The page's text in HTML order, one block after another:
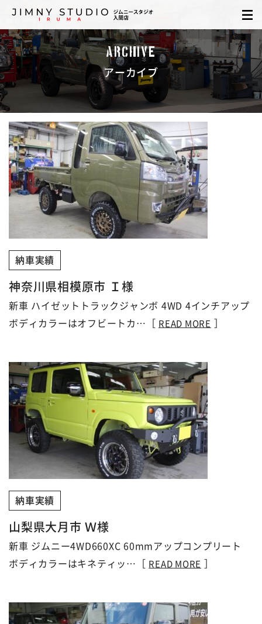
ARCHIVE
アーカイブ
納車実績
神奈川県相模原市 Ｉ様
新車 ハイゼットトラックジャンボ 4WD 4インチアップ
ボディカラーはオフビートカ…［
READ MORE
納車実績
山梨県大月市 Ｗ様
新車 ジムニー4WD660XC 60mmアップコンプリート
ボディカラーはキネティッ…［
READ MORE